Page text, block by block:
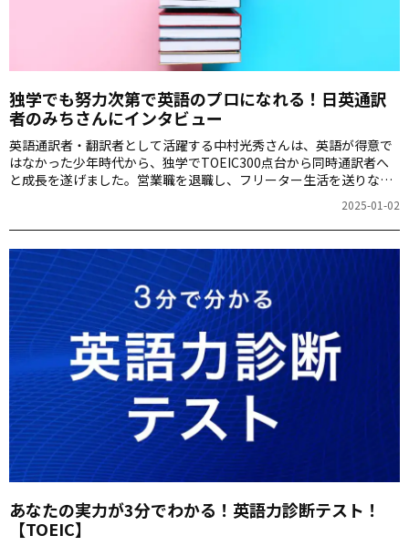
独学でも努力次第で英語のプロになれる！日英通訳
者のみちさんにインタビュー
英語通訳者・翻訳者として活躍する中村光秀さんは、英語が得意で
はなかった少年時代から、独学でTOEIC300点台から同時通訳者へ
と成長を遂げました。営業職を退職し、フリーター生活を送りなが
い分野でその力を発揮しています。この記事では、独学で英語力を
鍛え上げ、夢を実現させた彼の経験や、英語学習へのアプローチに
ついて伺いました。
2025-01-02
あなたの実力が3分でわかる！英語力診断テスト！
【TOEIC】